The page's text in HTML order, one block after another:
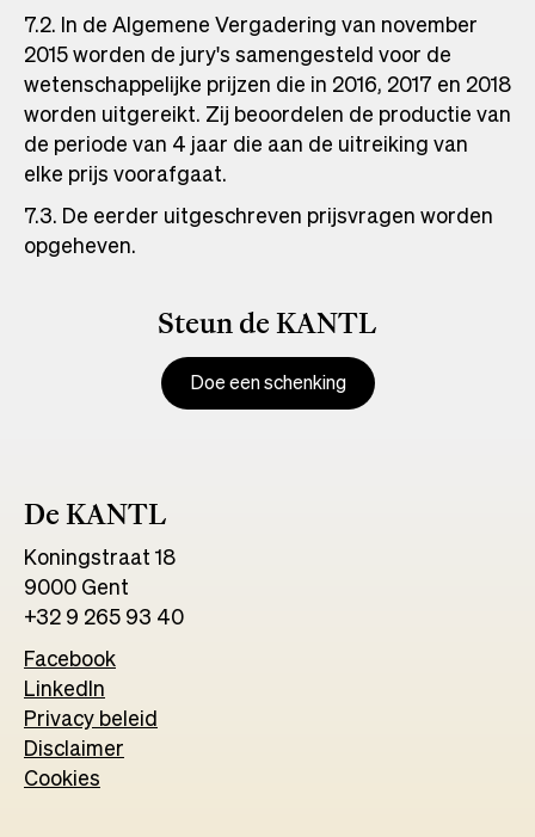
7.2. In de Algemene Vergadering van november
2015 worden de jury's samengesteld voor de
wetenschappelijke prijzen die in 2016, 2017 en 2018
worden uitgereikt. Zij beoordelen de productie van
de periode van 4 jaar die aan de uitreiking van
elke prijs voorafgaat.
7.3. De eerder uitgeschreven prijsvragen worden
opgeheven.
Steun de KANTL
Doe een schenking
De KANTL
Koningstraat 18
9000 Gent
+32 9 265 93 40
Facebook
a
new
LinkedIn
in
a
Privacy beleid
Disclaimer
Cookies